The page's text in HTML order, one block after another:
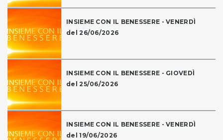
INSIEME CON IL BENESSERE - VENERDÌ
del 26/06/2026
INSIEME CON IL BENESSERE - GIOVEDÌ
del 25/06/2026
INSIEME CON IL BENESSERE - VENERDÌ
del 19/06/2026